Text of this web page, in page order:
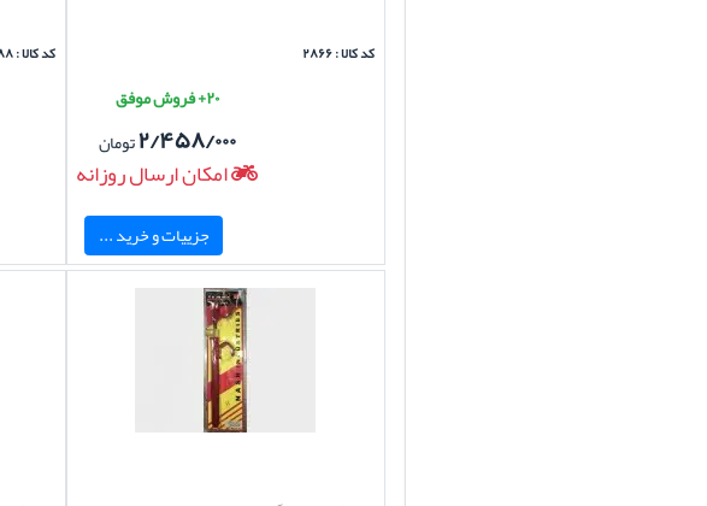
کد کالا : ۲۸۶۶
۲۰+ فروش موفق
۲/۴۵۸/۰۰۰تومان
امکان ارسال روزانه
جزییات و خرید ...
کد کالا : ۳۷۸۸